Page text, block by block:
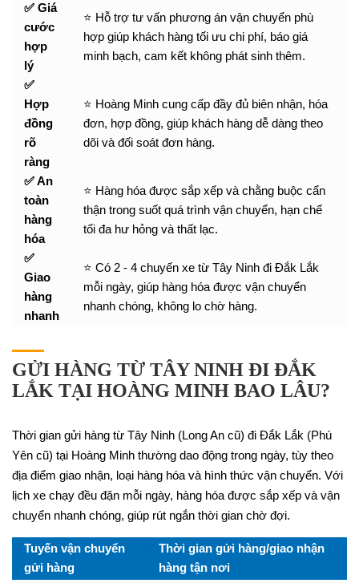
✅ Giá
cước
hợp
lý
⭐ Hỗ trợ tư vấn phương án vận chuyển phù
hợp giúp khách hàng tối ưu chi phí, báo giá
minh bạch, cam kết không phát sinh thêm.
✅
Hợp
đồng
rõ
ràng
⭐ Hoàng Minh cung cấp đầy đủ biên nhận, hóa
đơn, hợp đồng, giúp khách hàng dễ dàng theo
dõi và đối soát đơn hàng.
✅ An
toàn
hàng
hóa
⭐ Hàng hóa được sắp xếp và chằng buộc cẩn
thận trong suốt quá trình vận chuyển, hạn chế
tối đa hư hỏng và thất lạc.
✅
Giao
hàng
nhanh
⭐ Có 2 - 4 chuyến xe từ Tây Ninh đi Đắk Lắk
mỗi ngày, giúp hàng hóa được vận chuyển
nhanh chóng, không lo chờ hàng.
GỬI HÀNG TỪ TÂY NINH ĐI ĐẮK
LẮK TẠI HOÀNG MINH BAO LÂU?
Thời gian gửi hàng từ Tây Ninh (Long An cũ) đi Đắk Lắk (Phú
Yên cũ) tại Hoàng Minh thường dao động trong ngày, tùy theo
địa điểm giao nhận, loại hàng hóa và hình thức vận chuyển. Với
lịch xe chạy đều đặn mỗi ngày, hàng hóa được sắp xếp và vận
chuyển nhanh chóng, giúp rút ngắn thời gian chờ đợi.
Tuyến vận chuyển
gửi hàng
Thời gian gửi hàng/giao nhận
hàng tận nơi